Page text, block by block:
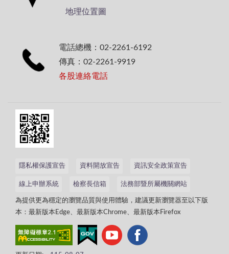
地理位置圖
電話總機：02-2261-6192
傳真：02-2261-9919
各股連絡電話
隱私權保護宣告 資料開放宣告 資訊安全政策宣告
線上申辦系統 檢察長信箱 法務部暨所屬機關網站
為提供更為穩定的瀏覽品質與使用體驗，建議更新瀏覽器至以下版
本：最新版本Edge、最新版本Chrome、最新版本Firefox